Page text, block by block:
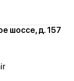
шоссе, д. 157